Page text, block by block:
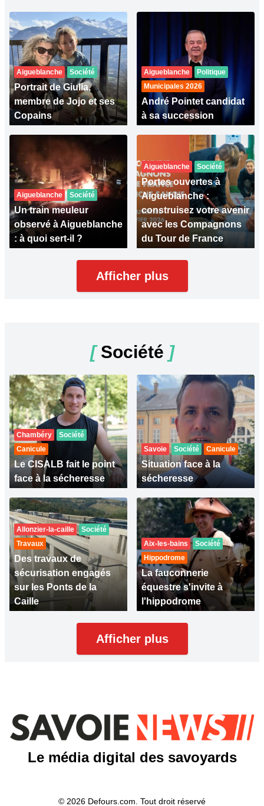
Aigueblanche Société
Portrait de Giulia,
membre de Jojo et ses
Copains
Aigueblanche
Politique
Municipales 2026
André Pointet candidat
à sa succession
Aigueblanche Société
Un train meuleur
observé à Aigueblanche
: à quoi sert-il ?
Aigueblanche Société
Portes ouvertes à
Aigueblanche :
construisez votre avenir
avec les Compagnons
du Tour de France
Afficher plus
[Société ]
Chambéry
Société
Canicule
Le CISALB fait le point
face à la sécheresse
Savoie Société Canicule
Situation face à la
sécheresse
Allonzier-la-caille
Société
Travaux
Des travaux de
sécurisation engagés
sur les Ponts de la
Caille
Aix-les-bains
Société
Hippodrome
La fauconnerie
équestre s'invite à
l'hippodrome
Afficher plus
Le média digital des savoyards
© 2026 Defours.com. Tout droit réservé